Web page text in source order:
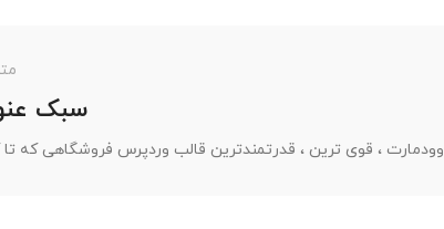
سبک
وودمارت ، قوی ترین ، قدرتمندترین قالب وردپرس فروشگاهی